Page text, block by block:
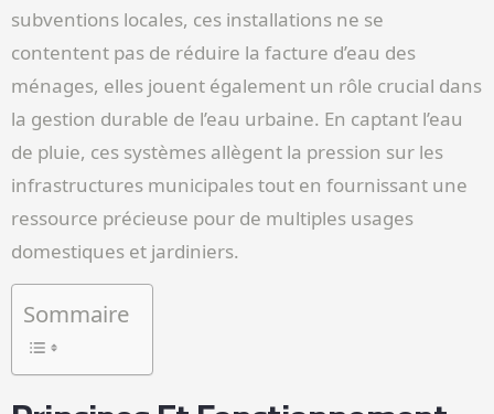
subventions locales, ces installations ne se
contentent pas de réduire la facture d’eau des
ménages, elles jouent également un rôle crucial dans
la gestion durable de l’eau urbaine. En captant l’eau
de pluie, ces systèmes allègent la pression sur les
infrastructures municipales tout en fournissant une
ressource précieuse pour de multiples usages
domestiques et jardiniers.
Sommaire